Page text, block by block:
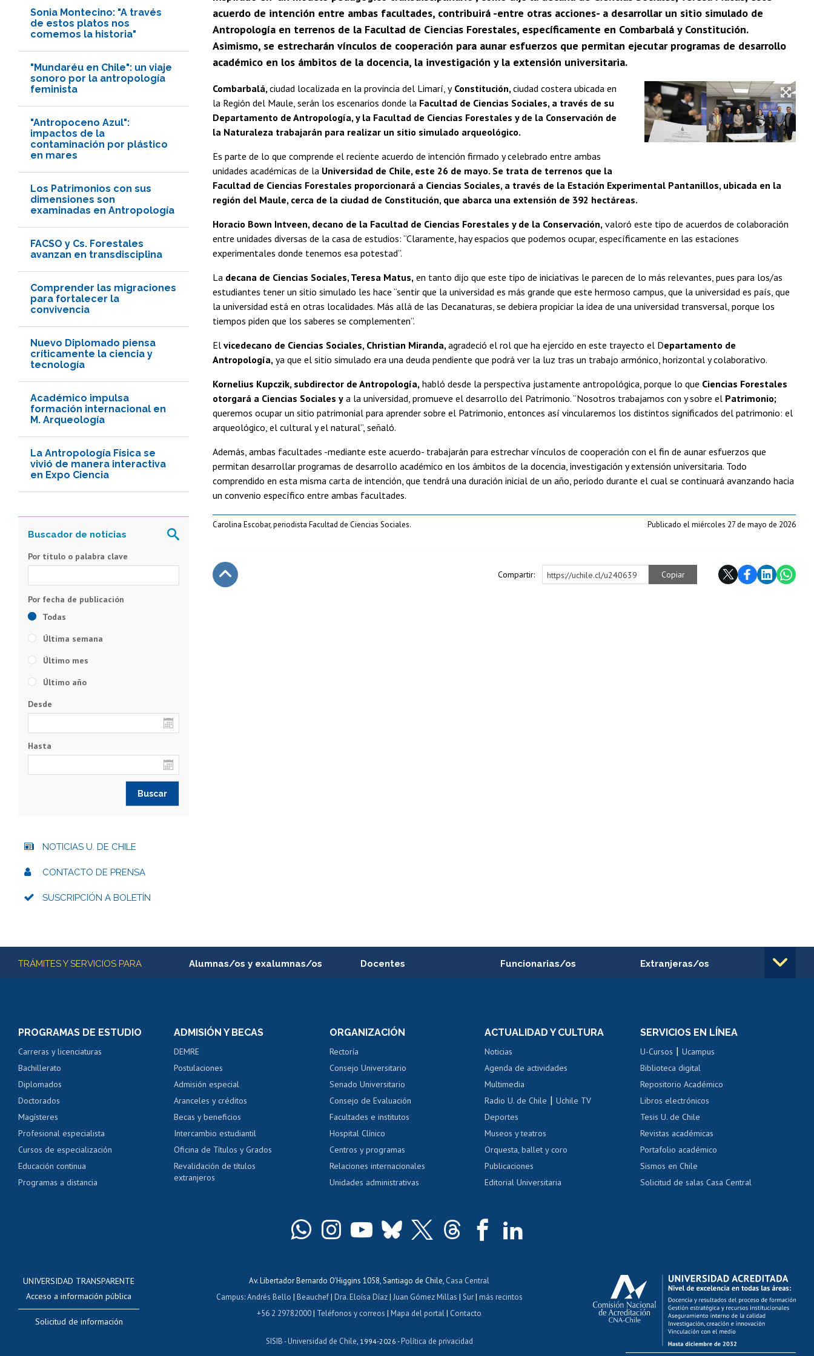
Sonia Montecino: "A través
de estos platos nos
comemos la historia"
"Mundaréu en Chile": un viaje
sonoro por la antropología
feminista
"Antropoceno Azul":
impactos de la
contaminación por plástico
en mares
Los Patrimonios con sus
dimensiones son
examinadas en Antropología
FACSO y Cs. Forestales
avanzan en transdisciplina
Comprender las migraciones
para fortalecer la
convivencia
Nuevo Diplomado piensa
críticamente la ciencia y
tecnología
Académico impulsa
formación internacional en
M. Arqueología
La Antropología Física se
vivió de manera interactiva
en Expo Ciencia
acuerdo de intención entre ambas facultades, contribuirá -entre otras acciones- a desarrollar un sitio simulado de
Antropología en terrenos de la Facultad de Ciencias Forestales, específicamente en Combarbalá y Constitución.
Asimismo, se estrecharán vínculos de cooperación para aunar esfuerzos que permitan ejecutar programas de desarrollo
académico en los ámbitos de la docencia, la investigación y la extensión universitaria.
Combarbalá, ciudad localizada en la provincia del Limarí, yConstitución, ciudad costera ubicada en
la Región del Maule, serán los escenarios donde la Facultad de Ciencias Sociales, a través de su
Departamento de Antropología, y la Facultad de Ciencias Forestales y de la Conservación de
la Naturaleza trabajarán para realizar un sitio simulado arqueológico.
Es parte de lo que comprende el reciente acuerdo de intención firmado y celebrado entre ambas
unidades académicas de la Universidad de Chile, este 26 de mayo. Se trata de terrenos que la
Facultad de Ciencias Forestales proporcionará a Ciencias Sociales, a través de la Estación Experimental Pantanillos, ubicada en la
región del Maule, cerca de la ciudad de Constitución, que abarca una extensión de 392 hectáreas.
Horacio Bown Intveen, decano de la Facultad de Ciencias Forestales y de la Conservación, valoró este tipo de acuerdos de colaboración
entre unidades diversas de la casa de estudios: “Claramente, hay espacios que podemos ocupar, específicamente en las estaciones
experimentales donde tenemos esa potestad”.
La decana de Ciencias Sociales, Teresa Matus, en tanto dijo que este tipo de iniciativas le parecen de lo más relevantes, pues para los/as
estudiantes tener un sitio simulado les hace “sentir que la universidad es más grande que este hermoso campus, que la universidad es país, que
la universidad está en otras localidades. Más allá de las Decanaturas, se debiera propiciar la idea de una universidad transversal, porque los
tiempos piden que los saberes se complementen”.
El vicedecano de Ciencias Sociales, Christian Miranda, agradeció el rol que ha ejercido en este trayecto el Departamento de
Antropología, ya que el sitio simulado era una deuda pendiente que podrá ver la luz tras un trabajo armónico, horizontal y colaborativo.
Kornelius Kupczik, subdirector de Antropología, habló desde la perspectiva justamente antropológica, porque lo que Ciencias Forestales
otorgará a Ciencias Sociales y a la universidad, promueve el desarrollo del Patrimonio. “Nosotros trabajamos con y sobre el Patrimonio;
queremos ocupar un sitio patrimonial para aprender sobre el Patrimonio, entonces así vincularemos los distintos significados del patrimonio: el
arqueológico, el cultural y el natural”, señaló.
Además, ambas facultades -mediante este acuerdo- trabajarán para estrechar vínculos de cooperación con el fin de aunar esfuerzos que
permitan desarrollar programas de desarrollo académico en los ámbitos de la docencia, investigación y extensión universitaria. Todo
comprendido en esta misma carta de intención, que tendrá una duración inicial de un año, periodo durante el cual se continuará avanzando hacia
un convenio específico entre ambas facultades.
Carolina Escobar, periodista Facultad de Ciencias Sociales. Publicado el miércoles 27 de mayo de 2026
Compartir: https://uchile.cl/u240639 Copiar
Por título o palabra clave
Todas
Última semana
Último mes
Último año
Desde
Hasta
NOTICIAS U. DE CHILE
CONTACTO DE PRENSA
SUSCRIPCIÓN A BOLETÍN
Más información
TRÁMITES Y SERVICIOS PARA Alumnas/os y exalumnas/os
Servicio médico y dental
Pago de arancel y crédito alumnos
Pago de arancel y crédito exalumnos
Certificado de títulos y grados
Docentes
Perfeccionamiento
Evaluación docente
Calificación académica
Postulación al AUCAI
Funcionarias/os
Portal de movilidad interna
Certificado de renta
Certificado de renta
Extranjeras/os
Cursos de español
Mi Uchile Ayuda tecnológica Tarjeta TUI Acoso laboral, sexual y violencia Denuncias administrativas
PROGRAMAS DE ESTUDIO
Carreras y licenciaturas
Bachillerato
Diplomados
Doctorados
Magísteres
Profesional especialista
Cursos de especialización
Educación continua
Programas a distancia
ADMISIÓN Y BECAS
DEMRE
Postulaciones
Admisión especial
Aranceles y créditos
Becas y beneficios
Intercambio estudiantil
Oficina de Títulos y Grados
Revalidación de títulos
extranjeros
ORGANIZACIÓN
Rectoría
Consejo Universitario
Senado Universitario
Consejo de Evaluación
Facultades e institutos
Hospital Clínico
Centros y programas
Relaciones internacionales
Unidades administrativas
ACTUALIDAD Y CULTURA
Noticias
Agenda de actividades
Multimedia
Radio U. de Chile |Uchile TV
Deportes
Museos y teatros
Orquesta, ballet y coro
Publicaciones
Editorial Universitaria
SERVICIOS EN LÍNEA
U-Cursos |Ucampus
Biblioteca digital
Repositorio Académico
Libros electrónicos
Tesis U. de Chile
Revistas académicas
Portafolio académico
Sismos en Chile
Solicitud de salas Casa Central
UNIVERSIDAD TRANSPARENTE
Acceso a información pública
Solicitud de información
Av. Libertador Bernardo O'Higgins 1058, Santiago de Chile, Casa Central
Campus:Andrés Bello | Beauchef| Dra. Eloísa Díaz| Juan Gómez Millas | Sur| más recintos
+56 2 29782000| Teléfonos y correos |Mapa del portal| Contacto
SISIB -Universidad de Chile , 1994-2026 -Política de privacidad